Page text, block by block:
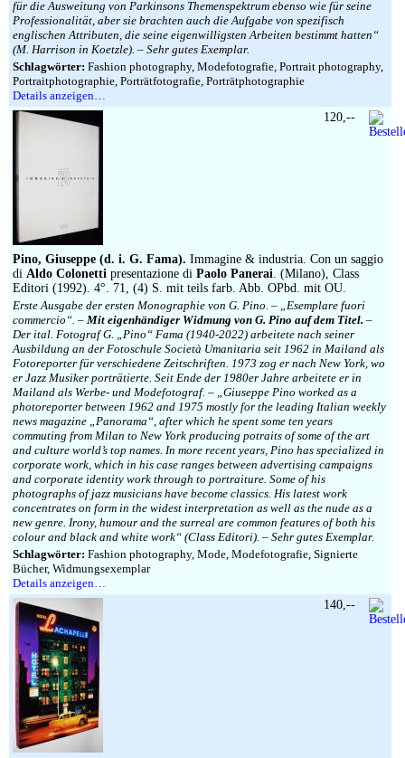
für die Ausweitung von Parkinsons Themenspektrum ebenso wie für seine
Professionalität, aber sie brachten auch die Aufgabe von spezifisch
englischen Attributen, die seine eigenwilligsten Arbeiten bestimmt hatten“
(M. Harrison in Koetzle). – Sehr gutes Exemplar.
Schlagwörter: Fashion photography, Modefotografie, Portrait photography,
Portraitphotographie, Porträtfotografie, Porträtphotographie
Details anzeigen…
Pino, Giuseppe (d. i. G. Fama). Immagine & industria. Con un saggio
di Aldo Colonetti presentazione di Paolo Panerai. (Milano), Class
Editori (1992). 4°. 71, (4) S. mit teils farb. Abb. OPbd. mit OU.
Erste Ausgabe der ersten Monographie von G. Pino. – „Esemplare fuori
commercio“. – Mit eigenhändiger Widmung von G. Pino auf dem Titel. –
Der ital. Fotograf G. „Pino“ Fama (1940-2022) arbeitete nach seiner
Ausbildung an der Fotoschule Società Umanitaria seit 1962 in Mailand als
Fotoreporter für verschiedene Zeitschriften. 1973 zog er nach New York, wo
er Jazz Musiker porträtierte. Seit Ende der 1980er Jahre arbeitete er in
Mailand als Werbe- und Modefotograf. – „Giuseppe Pino worked as a
photoreporter between 1962 and 1975 mostly for the leading Italian weekly
news magazine „Panorama“, after which he spent some ten years
commuting from Milan to New York producing potraits of some of the art
and culture world’s top names. In more recent years, Pino has specialized in
corporate work, which in his case ranges between advertising campaigns
and corporate identity work through to portraiture. Some of his
photographs of jazz musicians have become classics. His latest work
concentrates on form in the widest interpretation as well as the nude as a
new genre. Irony, humour and the surreal are common features of both his
colour and black and white work“ (Class Editori). – Sehr gutes Exemplar.
Schlagwörter: Fashion photography, Mode, Modefotografie, Signierte
Bücher, Widmungsexemplar
Details anzeigen…
120,--
140,--